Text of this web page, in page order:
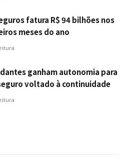
fatura R$ 94 bilhões nos
meses do ano
ganham autonomia para
voltado à continuidade